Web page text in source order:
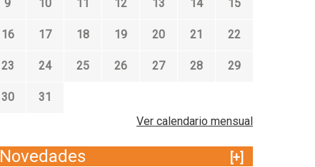
9 10 11 12 13 14 15
16 17 18 19 20 21 22
23 24 25 26 27 28 29
30
31
Ver calendario mensual
Novedades
[+]